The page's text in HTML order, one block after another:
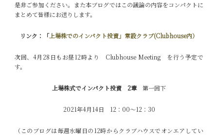
是非ご参加ください。また本ブログではこの議論の内容をコンパクトに
まとめて皆様にお送りします。
リンク：「上場株でのインパクト投資」常設クラブ(Clubhouse内）
次回、4月28日もお昼12時より Clubhouse Meeting を行う予定で
す。
上場株式でインパクト投資 2章第一回下
2021年4月14日 12：00～12：30
（このブログは毎週水曜日の12時からクラブハウスでオンエアしてい